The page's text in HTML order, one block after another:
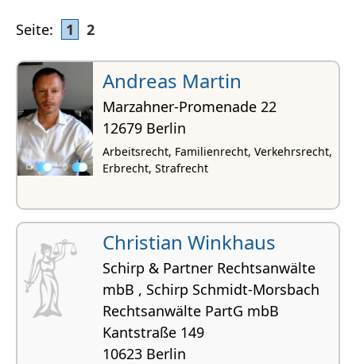
Seite: 1 2
Andreas Martin
Marzahner-Promenade 22
12679 Berlin
Arbeitsrecht, Familienrecht, Verkehrsrecht,
Erbrecht, Strafrecht
Christian Winkhaus
Schirp & Partner Rechtsanwälte
mbB , Schirp Schmidt-Morsbach
Rechtsanwälte PartG mbB
Kantstraße 149
10623 Berlin